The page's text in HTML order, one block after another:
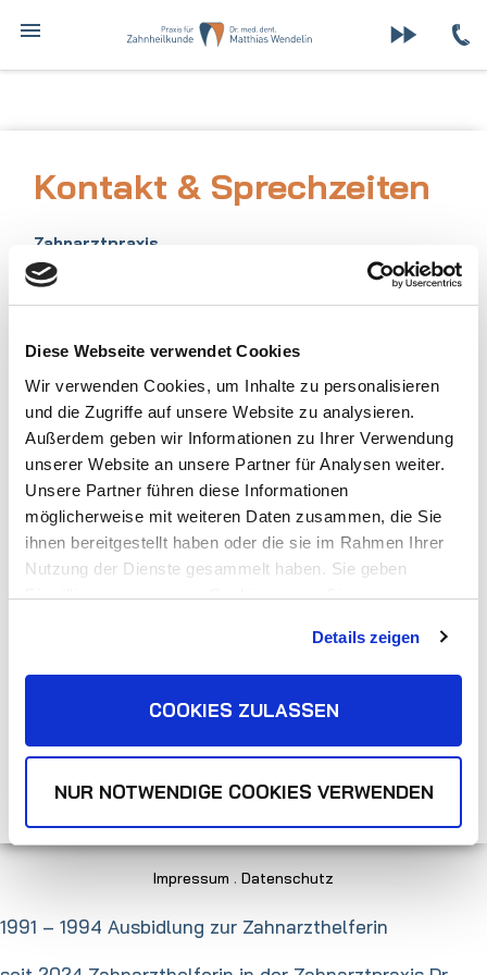
Diese Webseite verwendet Cookies
Wir verwenden Cookies, um Inhalte zu personalisieren
und die Zugriffe auf unsere Website zu analysieren.
Außerdem geben wir Informationen zu Ihrer Verwendung
unserer Website an unsere Partner für Analysen weiter.
Unsere Partner führen diese Informationen
möglicherweise mit weiteren Daten zusammen, die Sie
ihnen bereitgestellt haben oder die sie im Rahmen Ihrer
Nutzung der Dienste gesammelt haben. Sie geben
Einwilligung zu unseren Cookies, wenn Sie unsere
Details zeigen
COOKIES ZULASSEN
NUR NOTWENDIGE COOKIES VERWENDEN
Inhalt
springen
MENÜ
Kontakt & Sprechzeiten
Zahnarztpraxis
Dr. med. dent. Matthias Wendelin
Telefax: 0351 / 259 81 81
E-Mail:zahnarztpraxis.wendelin@dr-wendelin.de
Sprechzeiten
Montag, Dienstag, Donnerstag
8:00–12:00 Uhr und 14:00–18:00 Uhr
Mittwoch und Freitag
8:00–12:00 Uhr
<< schließen
Impressum . Datenschutz
1991 – 1994 Ausbidlung zur Zahnarzthelferin